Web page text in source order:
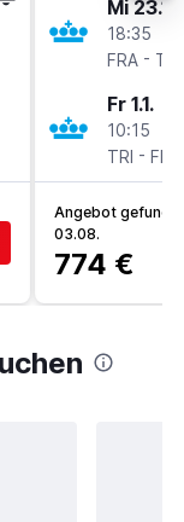
Mi
18:35
FRA - TRI
Fr 1.1.
10:15
TRI - FRA
Angebot
03.08.
774 €